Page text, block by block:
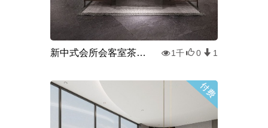
新中式会所会客室茶室3d模型 1千 0 1